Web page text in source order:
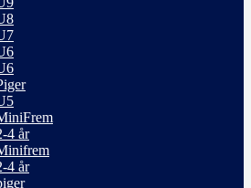
4 år
4 år